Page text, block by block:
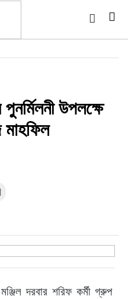
উপলক্ষে
দরবার শরিফ কর্মী গ্রুপ